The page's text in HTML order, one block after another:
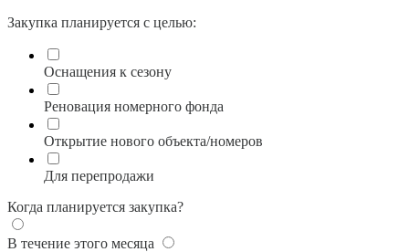
Закупка планируется с целью:
Оснащения к сезону
Реновация номерного фонда
Открытие нового объекта/номеров
Для перепродажи
Когда планируется закупка?
В течение этого месяца